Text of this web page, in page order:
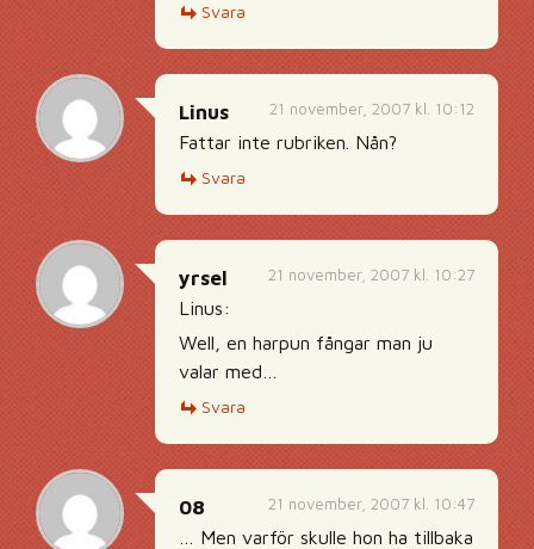
Svara
21 november, 2007 kl. 10:12
Linus
Fattar inte rubriken. Nån?
Svara
21 november, 2007 kl. 10:27
yrsel
Linus:
Well, en harpun fångar man ju
valar med…
Svara
21 november, 2007 kl. 10:47
08
… Men varför skulle hon ha tillbaka